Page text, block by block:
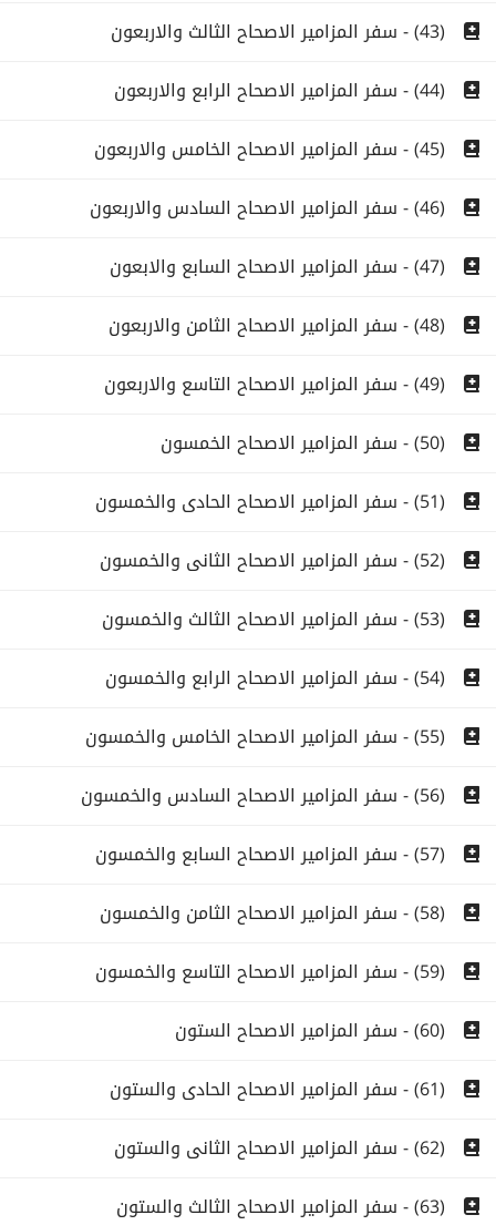
(43) - سفر المزامير الاصحاح الثالث والاربعون
(44) - سفر المزامير الاصحاح الرابع والاربعون
(45) - سفر المزامير الاصحاح الخامس والاربعون
(46) - سفر المزامير الاصحاح السادس والاربعون
(47) - سفر المزامير الاصحاح السابع والابعون
(48) - سفر المزامير الاصحاح الثامن والاربعون
(49) - سفر المزامير الاصحاح التاسع والاربعون
(50) - سفر المزامير الاصحاح الخمسون
(51) - سفر المزامير الاصحاح الحادى والخمسون
(52) - سفر المزامير الاصحاح الثانى والخمسون
(53) - سفر المزامير الاصحاح الثالث والخمسون
(54) - سفر المزامير الاصحاح الرابع والخمسون
(55) - سفر المزامير الاصحاح الخامس والخمسون
(56) - سفر المزامير الاصحاح السادس والخمسون
(57) - سفر المزامير الاصحاح السابع والخمسون
(58) - سفر المزامير الاصحاح الثامن والخمسون
(59) - سفر المزامير الاصحاح التاسع والخمسون
(60) - سفر المزامير الاصحاح الستون
(61) - سفر المزامير الاصحاح الحادى والستون
(62) - سفر المزامير الاصحاح الثانى والستون
(63) - سفر المزامير الاصحاح الثالث والستون